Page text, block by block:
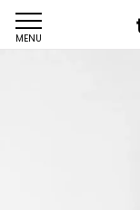
MENU